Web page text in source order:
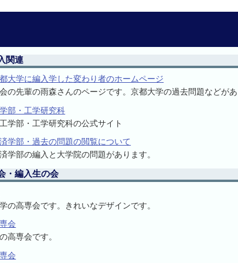
関連
大学に編入学した変わり者のホームページ
の先輩の雨森さんのページです。京都大学の過去問題などが
部・工学研究科
学部・工学研究科の公式サイト
学部・過去の問題の閲覧について
学部の編入と大学院の問題があります。
・編入生の会
の高専会です。きれいなデザインです。
会
高専会です。
会